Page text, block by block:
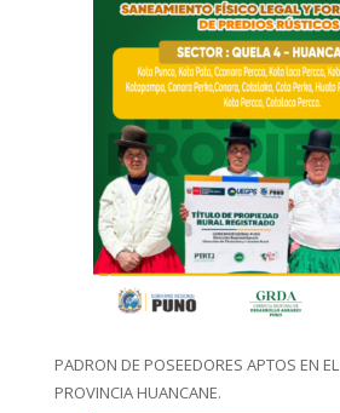
PADRON DE POSEEDORES APTOS EN
PROVINCIA HUANCANE.